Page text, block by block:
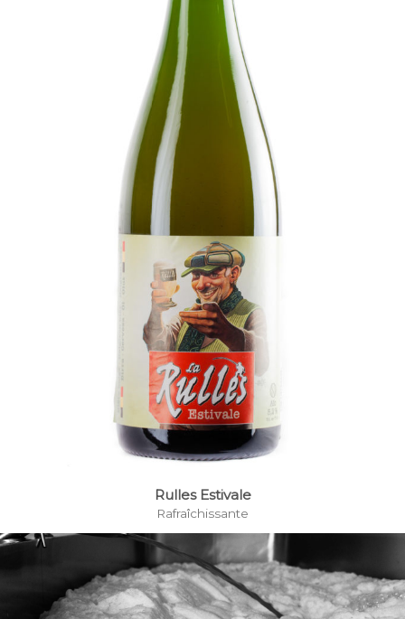
Rulles Estivale
Rafraîchissante